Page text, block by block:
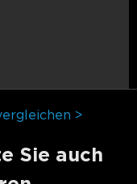
>
Sie auch